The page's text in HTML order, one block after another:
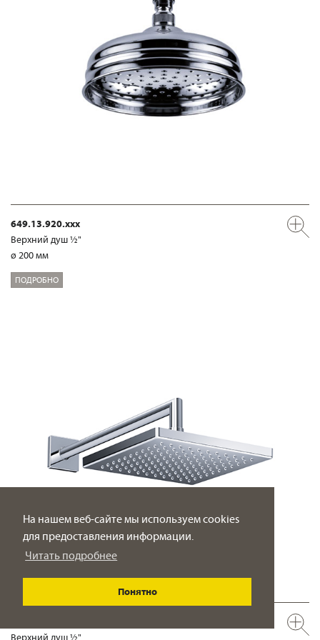
На нашем веб-сайте мы используем cookies
для предоставления информации.
Читать подробнее
Понятно
649.13.920.xxx
Верхний душ ½"
ø 200 мм
ПОДРОБНО
Верхний душ ½"